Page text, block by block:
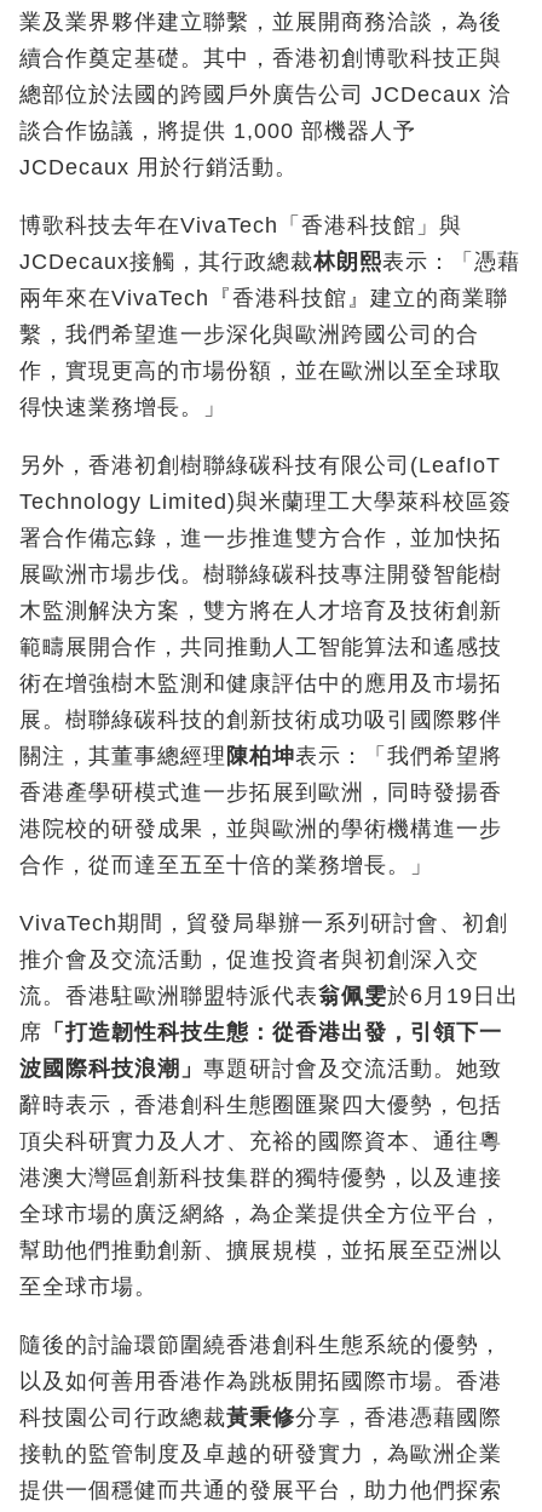
業及業界夥伴建立聯繫，並展開商務洽談，為後
續合作奠定基礎。其中，香港初創博歌科技正與
總部位於法國的跨國戶外廣告公司 JCDecaux 洽
談合作協議，將提供 1,000 部機器人予
JCDecaux 用於行銷活動。
博歌科技去年在VivaTech「香港科技館」與
JCDecaux接觸，其行政總裁林朗熙表示：「憑藉
兩年來在VivaTech『香港科技館』建立的商業聯
繫，我們希望進一步深化與歐洲跨國公司的合
作，實現更高的市場份額，並在歐洲以至全球取
得快速業務增長。」
另外，香港初創樹聯綠碳科技有限公司(LeafIoT
Technology Limited)與米蘭理工大學萊科校區簽
署合作備忘錄，進一步推進雙方合作，並加快拓
展歐洲市場步伐。樹聯綠碳科技專注開發智能樹
木監測解決方案，雙方將在人才培育及技術創新
範疇展開合作，共同推動人工智能算法和遙感技
術在增強樹木監測和健康評估中的應用及市場拓
展。樹聯綠碳科技的創新技術成功吸引國際夥伴
關注，其董事總經理 陳柏坤表示：「我們希望將
香港產學研模式進一步拓展到歐洲，同時發揚香
港院校的研發成果，並與歐洲的學術機構進一步
合作，從而達至五至十倍的業務增長。」
VivaTech期間，貿發局舉辦一系列研討會、初創
推介會及交流活動，促進投資者與初創深入交
流。香港駐歐洲聯盟特派代表翁佩雯於6月19日出
席 「打造韌性科技生態：從香港出發，引領下一
波國際科技浪潮」 專題研討會及交流活動。她致
辭時表示，香港創科生態圈匯聚四大優勢，包括
頂尖科研實力及人才、充裕的國際資本、通往粵
港澳大灣區創新科技集群的獨特優勢，以及連接
全球市場的廣泛網絡，為企業提供全方位平台，
幫助他們推動創新、擴展規模，並拓展至亞洲以
至全球市場。
隨後的討論環節圍繞香港創科生態系統的優勢，
以及如何善用香港作為跳板開拓國際市場。香港
科技園公司行政總裁黃秉修分享，香港憑藉國際
接軌的監管制度及卓越的研發實力，為歐洲企業
提供一個穩健而共通的發展平台，助力他們探索